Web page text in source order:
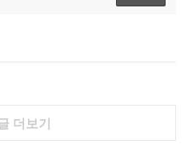
더보기